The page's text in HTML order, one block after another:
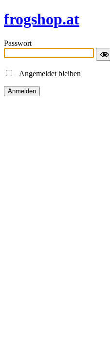
frogshop.at
Passwort
Angemeldet bleiben